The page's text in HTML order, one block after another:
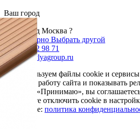
Ваш город
Москва
Ваш город Москва ?
Да, все верно Выбрать другой
+7 985 002 98 71
info@krovlyagroup.ru
Мы используем файлы cookie и
улучшить работу сайта и показывать
Нажимая «Принимаю», вы
Вы можете отключить cookie в
Подробнее: политика